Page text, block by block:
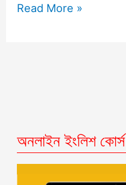
Read More »
অনলাইন ইংলিশ কোর্স